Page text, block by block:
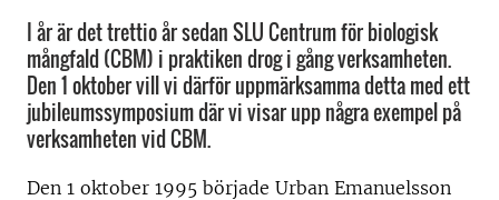
I år är det trettio år sedan SLU Centrum för biologisk
mångfald (CBM) i praktiken drog i gång verksamheten.
Den 1 oktober vill vi därför uppmärksamma detta med ett
jubileumssymposium där vi visar upp några exempel på
verksamheten vid CBM.
Den 1 oktober 1995 började Urban Emanuelsson